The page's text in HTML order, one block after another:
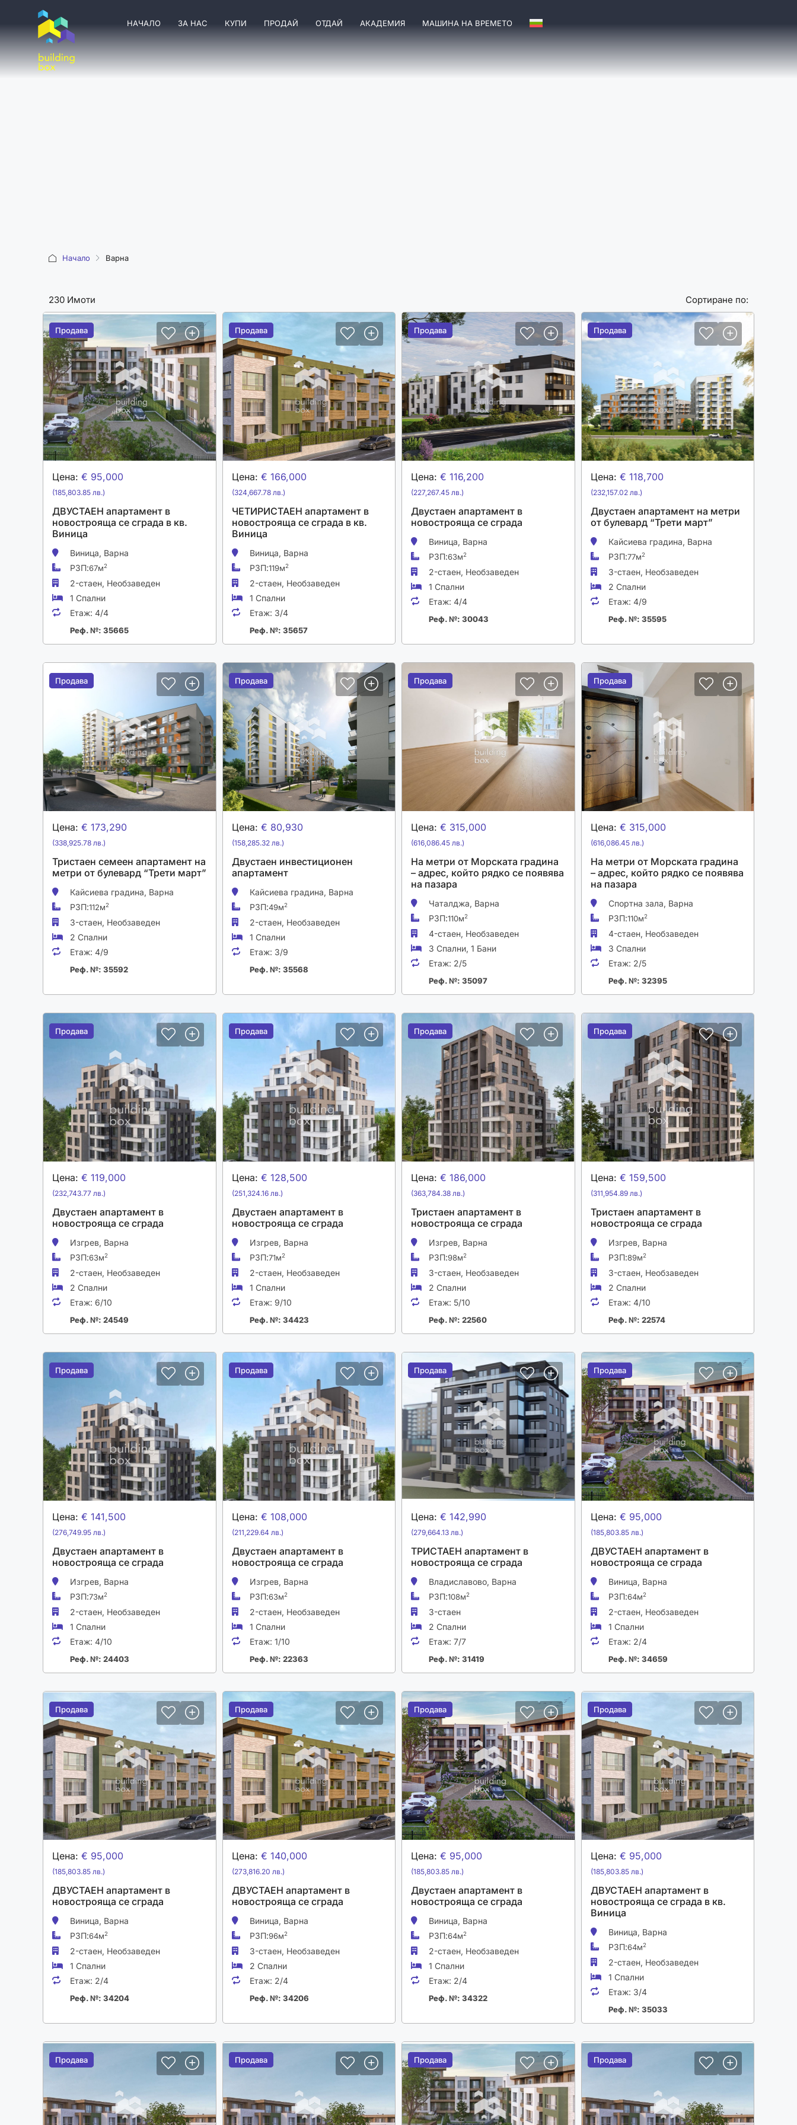
НАЧАЛО ЗА НАС КУПИ ПРОДАЙ ОТДАЙ АКАДЕМИЯ МАШИНА НА ВРЕМЕТО
Начало Варна
230 Имоти Сортиране по:
Продава
Продава
Цена: € 95,000
(185,803.85 лв.)
ДВУСТАЕН апартамент в
новострояща се сграда в кв.
Виница
Виница, Варна
РЗП:67м2
2-стаен, Необзаведен
1 Спални
Етаж: 4/4
Реф. №: 35665
Продава
Продава
Цена: € 166,000
(324,667.78 лв.)
ЧЕТИРИСТАЕН апартамент в
новострояща се сграда в кв.
Виница
Виница, Варна
РЗП:119м2
2-стаен, Необзаведен
1 Спални
Етаж: 3/4
Реф. №: 35657
Продава
Продава
Цена: € 116,200
(227,267.45 лв.)
Двустаен апартамент в
новострояща се сграда
Виница, Варна
РЗП:63м2
2-стаен, Необзаведен
1 Спални
Етаж: 4/4
Реф. №: 30043
Продава
Продава
Цена: € 118,700
(232,157.02 лв.)
Двустаен апартамент на метри
от булевард “Трети март”
Кайсиева градина, Варна
РЗП:77м2
3-стаен, Необзаведен
2 Спални
Етаж: 4/9
Реф. №: 35595
Продава
Продава
Цена: € 173,290
(338,925.78 лв.)
Тристаен семеен апартамент на
метри от булевард “Трети март”
Кайсиева градина, Варна
РЗП:112м2
3-стаен, Необзаведен
2 Спални
Етаж: 4/9
Реф. №: 35592
Продава
Продава
Цена: € 80,930
(158,285.32 лв.)
Двустаен инвестиционен
апартамент
Кайсиева градина, Варна
РЗП:49м2
2-стаен, Необзаведен
1 Спални
Етаж: 3/9
Реф. №: 35568
Продава
Продава
Цена: € 315,000
(616,086.45 лв.)
На метри от Морската градина
– адрес, който рядко се появява
на пазара
Чаталджа, Варна
РЗП:110м2
4-стаен, Необзаведен
3 Спални, 1 Бани
Етаж: 2/5
Реф. №: 35097
Продава
Продава
Цена: € 315,000
(616,086.45 лв.)
На метри от Морската градина
– адрес, който рядко се появява
на пазара
Спортна зала, Варна
РЗП:110м2
4-стаен, Необзаведен
3 Спални
Етаж: 2/5
Реф. №: 32395
Продава
Продава
Цена: € 119,000
(232,743.77 лв.)
Двустаен апартамент в
новострояща се сграда
Изгрев, Варна
РЗП:63м2
2-стаен, Необзаведен
2 Спални
Етаж: 6/10
Реф. №: 24549
Продава
Продава
Цена: € 128,500
(251,324.16 лв.)
Двустаен апартамент в
новострояща се сграда
Изгрев, Варна
РЗП:71м2
2-стаен, Необзаведен
1 Спални
Етаж: 9/10
Реф. №: 34423
Продава
Продава
Цена: € 186,000
(363,784.38 лв.)
Тристаен апартамент в
новострояща се сграда
Изгрев, Варна
РЗП:98м2
3-стаен, Необзаведен
2 Спални
Етаж: 5/10
Реф. №: 22560
Продава
Продава
Цена: € 159,500
(311,954.89 лв.)
Тристаен апартамент в
новострояща се сграда
Изгрев, Варна
РЗП:89м2
3-стаен, Необзаведен
2 Спални
Етаж: 4/10
Реф. №: 22574
Продава
Продава
Цена: € 141,500
(276,749.95 лв.)
Двустаен апартамент в
новострояща се сграда
Изгрев, Варна
РЗП:73м2
2-стаен, Необзаведен
1 Спални
Етаж: 4/10
Реф. №: 24403
Продава
Продава
Цена: € 108,000
(211,229.64 лв.)
Двустаен апартамент в
новострояща се сграда
Изгрев, Варна
РЗП:63м2
2-стаен, Необзаведен
1 Спални
Етаж: 1/10
Реф. №: 22363
Продава
Продава
Цена: € 142,990
(279,664.13 лв.)
ТРИСТАЕН апартамент в
новострояща се сграда
Владиславово, Варна
РЗП:108м2
3-стаен
2 Спални
Етаж: 7/7
Реф. №: 31419
Продава
Продава
Цена: € 95,000
(185,803.85 лв.)
ДВУСТАЕН апартамент в
новострояща се сграда
Виница, Варна
РЗП:64м2
2-стаен, Необзаведен
1 Спални
Етаж: 2/4
Реф. №: 34659
Продава
Продава
Цена: € 95,000
(185,803.85 лв.)
ДВУСТАЕН апартамент в
новострояща се сграда
Виница, Варна
РЗП:64м2
2-стаен, Необзаведен
1 Спални
Етаж: 2/4
Реф. №: 34204
Продава
Продава
Цена: € 140,000
(273,816.20 лв.)
ДВУСТАЕН апартамент в
новострояща се сграда
Виница, Варна
РЗП:96м2
3-стаен, Необзаведен
2 Спални
Етаж: 2/4
Реф. №: 34206
Продава
Продава
Цена: € 95,000
(185,803.85 лв.)
Двустаен апартамент в
новострояща се сграда
Виница, Варна
РЗП:64м2
2-стаен, Необзаведен
1 Спални
Етаж: 2/4
Реф. №: 34322
Продава
Продава
Цена: € 95,000
(185,803.85 лв.)
ДВУСТАЕН апартамент в
новострояща се сграда в кв.
Виница
Виница, Варна
РЗП:64м2
2-стаен, Необзаведен
1 Спални
Етаж: 3/4
Реф. №: 35033
Продава
Продава Продава
Продава Продава
Продава Продава
Продава